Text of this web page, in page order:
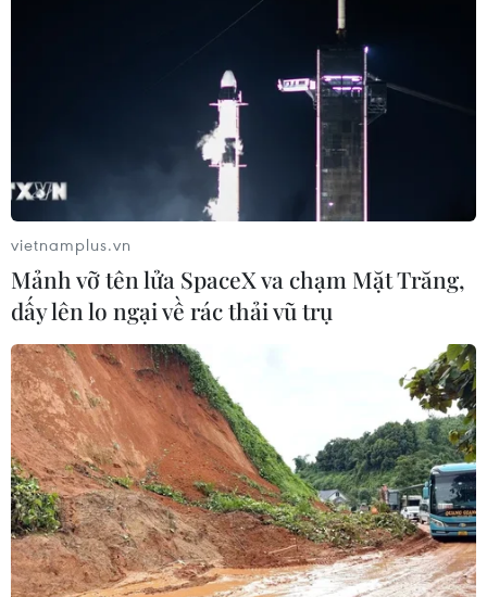
Canada gây thêm sức ép buộc Mỹ hủy
thuế nhập khẩu nhôm, thép
10/04/2019 07:25
Canada đang cân nhắc bổ sung thêm hàng hóa vào
danh sách chịu thuế trả đũa để tăng sức ép lên Mỹ,
buộc nước này hủy bỏ thuế nhập khẩu nhôm và thép.
vietnamplus.vn
Mảnh vỡ tên lửa SpaceX va chạm Mặt Trăng,
dấy lên lo ngại về rác thải vũ trụ